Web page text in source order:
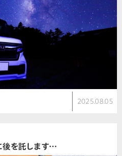
2025.08.05
後を託します…